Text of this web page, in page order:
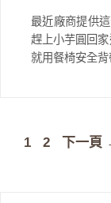
最近廠商提供
趕上小芋圓回
就用餐椅安全
頁
1
頁
2 下一頁